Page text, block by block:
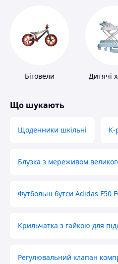
Біговели Дитячі
Що шукають
Щоденники шкільні K-
Блузка з мереживом
Футбольні бутси Adidas F50
Крильчатка з гайкою для
Регулювальний клапан